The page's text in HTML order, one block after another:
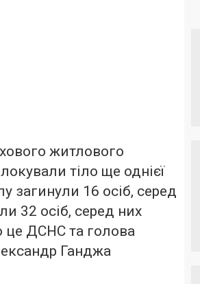
житлового
тіло ще однієї
загинули 16 осіб, серед
32 осіб, серед них
це ДСНС та голова
Ганджа